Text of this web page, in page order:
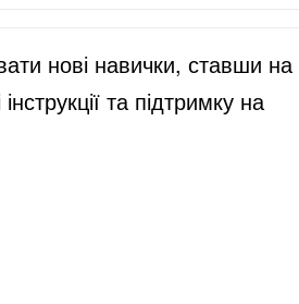
нові навички, ставши на
та підтримку на